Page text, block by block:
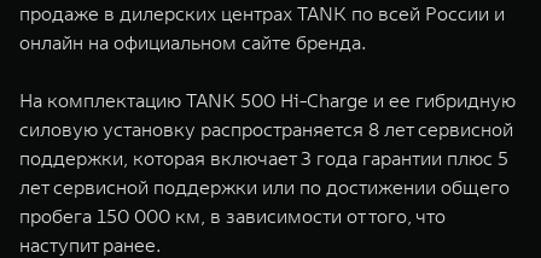
продаже в дилерских центрах TANK по всей России и
онлайн на официальном сайте бренда.
На комплектацию TANK 500 Hi-Charge и ее гибридную
силовую установку распространяется 8 лет сервисной
поддержки, которая включает 3 года гарантии плюс 5
лет сервисной поддержки или по достижении общего
пробега 150 000 км, в зависимости от того, что
наступит ранее.